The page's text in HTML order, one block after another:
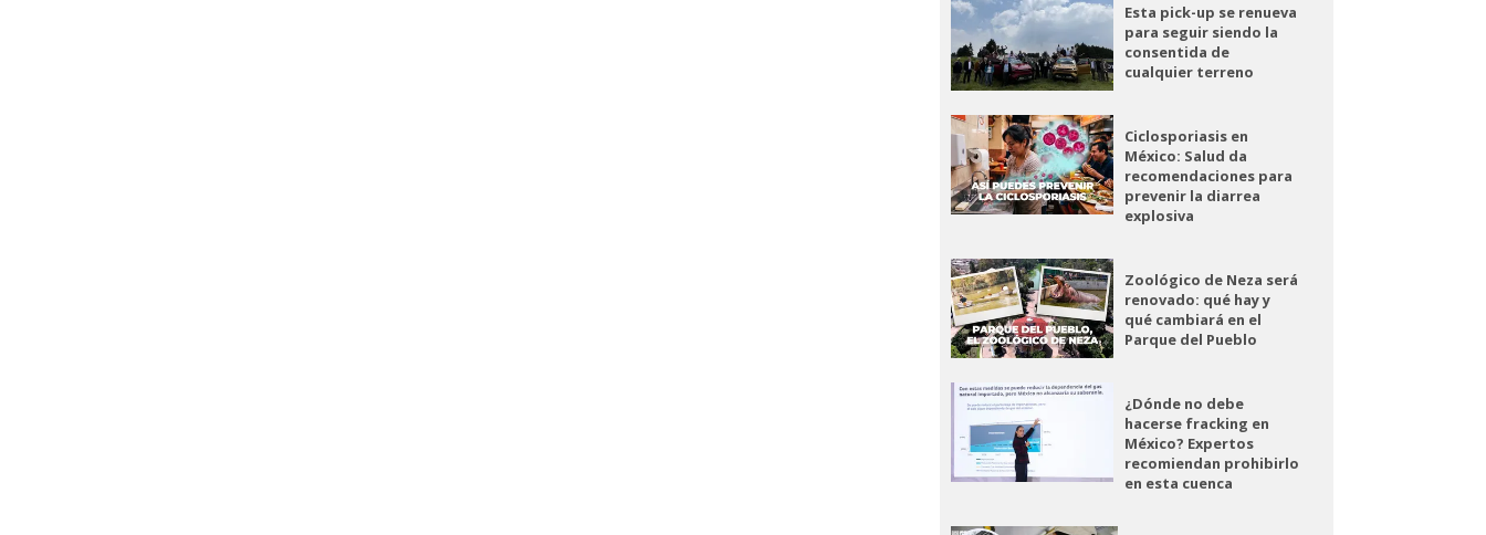
Esta pick-up se renueva
para seguir siendo la
consentida de
cualquier terreno
Ciclosporiasis en
México: Salud da
recomendaciones para
prevenir la diarrea
explosiva
Zoológico de Neza será
renovado: qué hay y
qué cambiará en el
Parque del Pueblo
¿Dónde no debe
hacerse fracking en
México? Expertos
recomiendan prohibirlo
en esta cuenca